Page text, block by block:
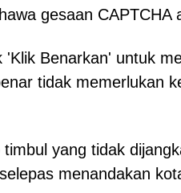
gesaan CAPTCHA
Benarkan' untuk
tidak memerlukan
timbul yang tidak
menandakan